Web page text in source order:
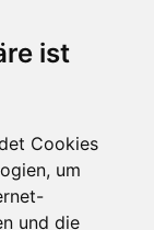
ist
Cookies
um
und die
80 EUR
von 90 Tagen